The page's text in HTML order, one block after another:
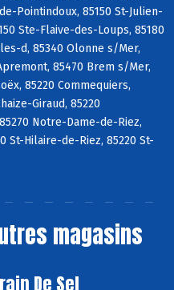
Pointindoux, 85150 St-Julien-
Ste-Flaive-des-Loups, 85180
d, 85340 Olonne s/Mer,
85470 Brem s/Mer,
85220 Commequiers,
Giraud, 85220
Notre-Dame-de-Riez,
St-Hilaire-de-Riez, 85220 St-
magasins
De Sel